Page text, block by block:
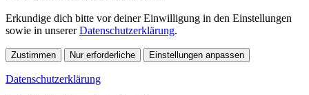
Erkundige dich bitte vor deiner Einwilligung in den Einstellungen
sowie in unsererDatenschutzerklärung.
Zustimmen Nur erforderliche Einstellungen anpassen
Datenschutzerklärung